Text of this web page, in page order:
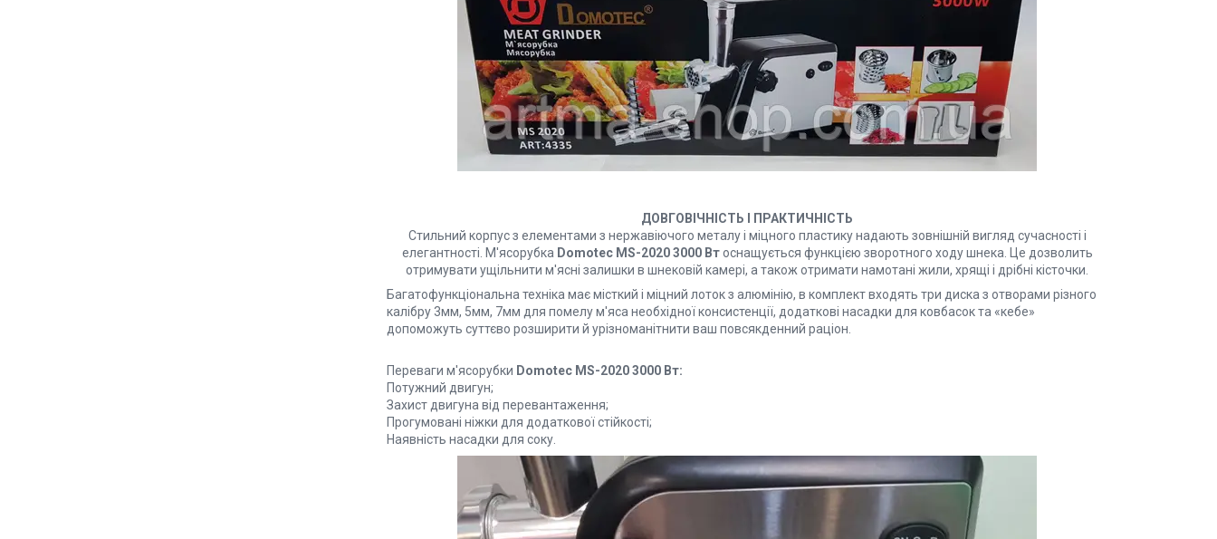
ДОВГОВІЧНІСТЬ І ПРАКТИЧНІСТЬ
Стильний корпус з елементами з нержавіючого металу і міцного пластику надають зовнішній вигляд сучасності і
елегантності. М'ясорубка Domotec MS-2020 3000 Втоснащується функцією зворотного ходу шнека. Це дозволить
отримувати ущільнити м'ясні залишки в шнековій камері, а також отримати намотані жили, хрящі і дрібні кісточки.
Багатофункціональна техніка має місткий і міцний лоток з алюмінію, в комплект входять три диска з отворами різного
калібру 3мм, 5мм, 7мм для помелу м'яса необхідної консистенції, додаткові насадки для ковбасок та «кебе»
допоможуть суттєво розширити й урізноманітнити ваш повсякденний раціон.
Переваги м'ясорубки Domotec MS-2020 3000 Вт:
Потужний двигун;
Захист двигуна від перевантаження;
Прогумовані ніжки для додаткової стійкості;
Наявність насадки для соку.